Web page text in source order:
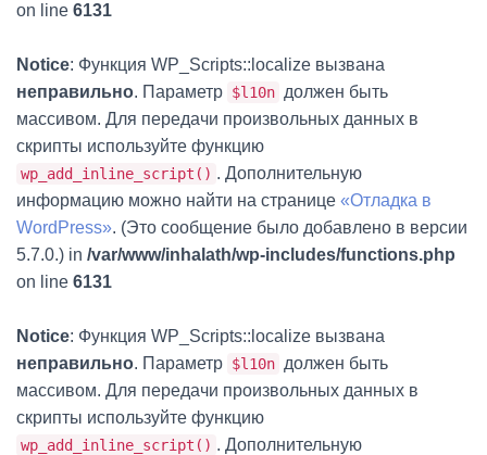
on line 6131
Notice: Функция WP_Scripts::localize вызвана
неправильно. Параметр $l10n должен быть
массивом. Для передачи произвольных данных в
скрипты используйте функцию
wp_add_inline_script() . Дополнительную
информацию можно найти на странице «Отладка в
WordPress». (Это сообщение было добавлено в версии
5.7.0.) in /var/www/inhalath/wp-includes/functions.php
on line 6131
Notice: Функция WP_Scripts::localize вызвана
неправильно. Параметр $l10n должен быть
массивом. Для передачи произвольных данных в
скрипты используйте функцию
wp_add_inline_script() . Дополнительную